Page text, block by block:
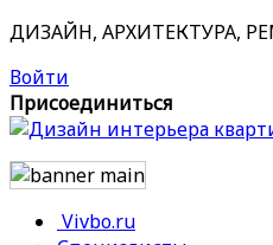
ДИЗАЙН, АРХИТЕКТУРА,
Войти
Присоединиться
Vivbo.ru